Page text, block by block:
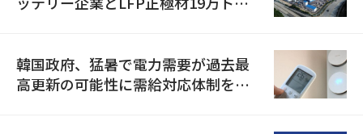
韓国政府、猛暑で電力需要が過去最
高更新の可能性に需給対応体制を点